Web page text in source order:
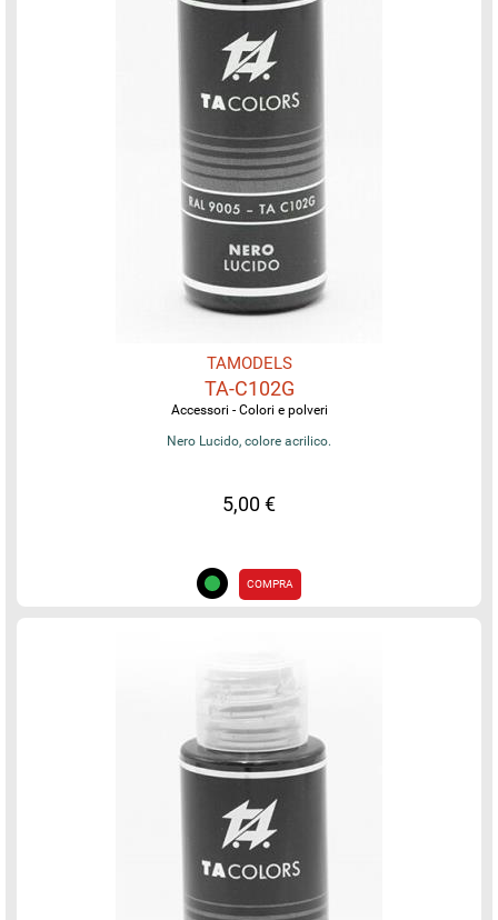
TAMODELS
TA-C102G
Accessori - Colori e polveri
Nero Lucido, colore acrilico.
5,00 €
COMPRA